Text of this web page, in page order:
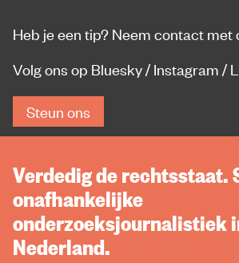
Heb je een tip? Neem contact met
Volg ons op Bluesky/ Instagram /
Steun ons
Verdedig de rechtsstaat.
onafhankelijke
onderzoeksjournalistiek
Nederland.